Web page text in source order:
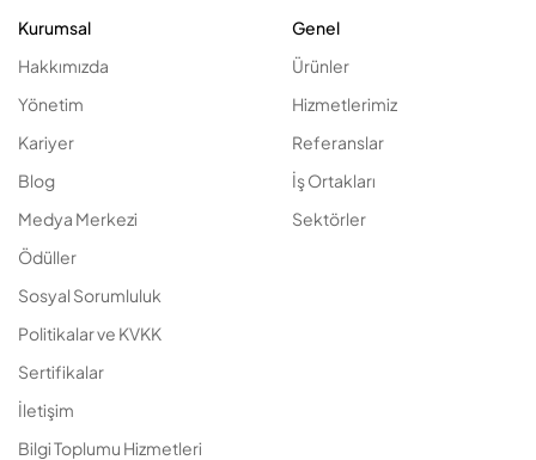
Kurumsal
Hakkımızda
Yönetim
Kariyer
Blog
Medya Merkezi
Ödüller
Sosyal Sorumluluk
Politikalar ve KVKK
Sertifikalar
İletişim
Bilgi Toplumu Hizmetleri
Genel
Ürünler
Hizmetlerimiz
Referanslar
İş Ortakları
Sektörler